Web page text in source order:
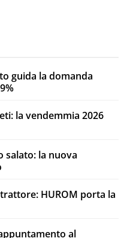
guida la domanda
la vendemmia 2026
salato: la nuova
HUROM porta la
al